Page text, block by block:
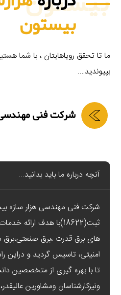
بیستون
ما تا تحقق رویاهایتان ، با شما
بپیوندید….
شرکت فنی
آنچه درباره ما باید بدانید...
شرکت فنی مهندسی هزار سازه
ثبت(18622)با هدف
های برق قدرت ،برق
امنیتی، تاسیس گردید و دراین
تا با بهره گیری از متخصصین
ونیزکارشناسان ومشاورین